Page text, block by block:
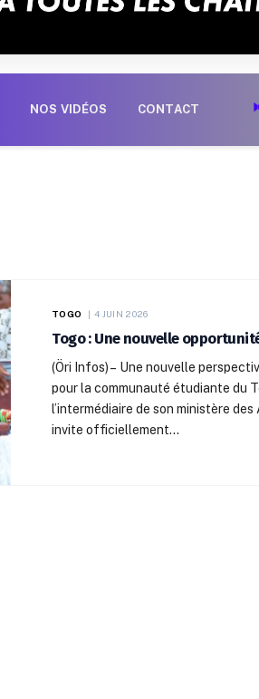
NOS VIDÉOS CONTACT
TOGO 4 JUIN 2026
Togo : Une nouvelle
(Öri Infos) – Une nouvelle
pour la communauté étudiante du
l’intermédiaire de son ministère
invite officiellement…